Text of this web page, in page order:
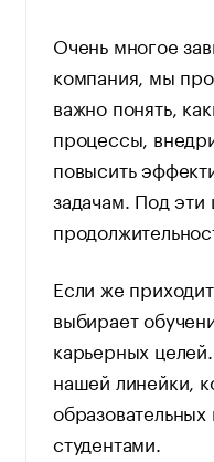
Очень многое
компания, мы
важно понять,
процессы,
повысить
задачам. Под
Если же
выбирает
карьерных
нашей линейки,
студентами.